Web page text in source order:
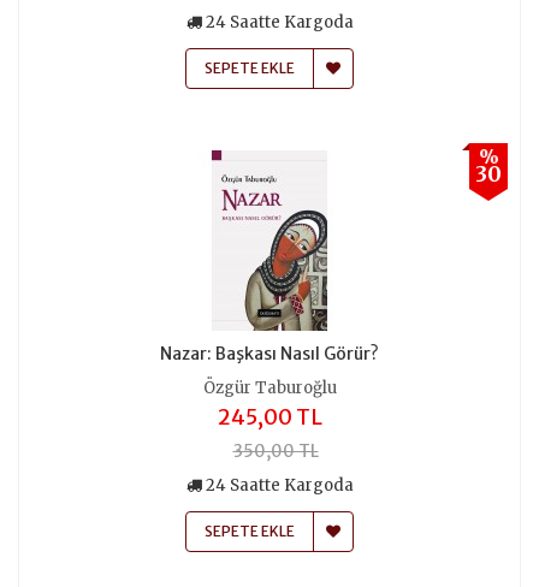
24 Saatte Kargoda
SEPETE EKLE
%
30
Nazar: Başkası Nasıl Görür?
Özgür Taburoğlu
245,00 TL
350,00 TL
24 Saatte Kargoda
SEPETE EKLE